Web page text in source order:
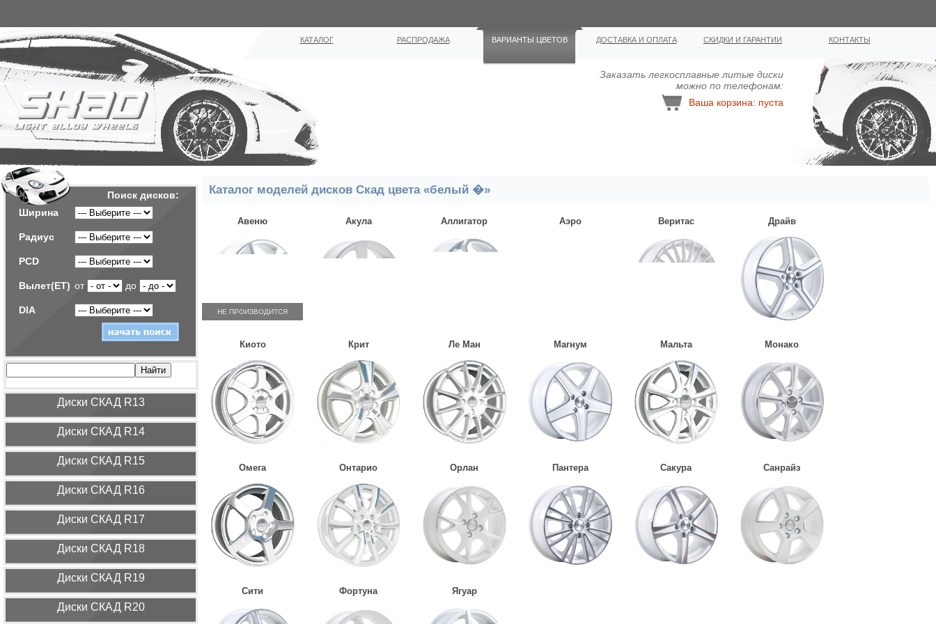
КАТАЛОГ РАСПРОДАЖА ВАРИАНТЫ ЦВЕТОВ ДОСТАВКА И ОПЛАТА СКИДКИ И ГАРАНТИИ КОНТАКТЫ
Заказать легкосплавные литыe диcки
можно по телефонам:
Ваша корзина: пуста
Поиск дисков:
Ширина
Радиус
PCD
Вылет(ET) от до
DIA
Диcки СКАД R13
Диcки СКАД R14
Диcки СКАД R15
Диcки СКАД R16
Диcки СКАД R17
Диcки СКАД R18
Диcки СКАД R19
Диcки СКАД R20
Каталог моделей дисков Скад цвета «белый �»
Авеню
НЕ ПРОИЗВОДИТСЯ
Акула Аллигатор Аэро Веритас Драйв
Киото Крит Ле Ман Магнум Мальта Монако
Омега Онтарио Орлан Пантера Сакура Санрайз
Сити Фортуна Ягуар